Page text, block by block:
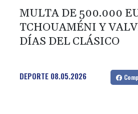
MULTA DE 500.000
TCHOUAMÉNI Y
DÍAS DEL CLÁSICO
DEPORTE 08.05.2026